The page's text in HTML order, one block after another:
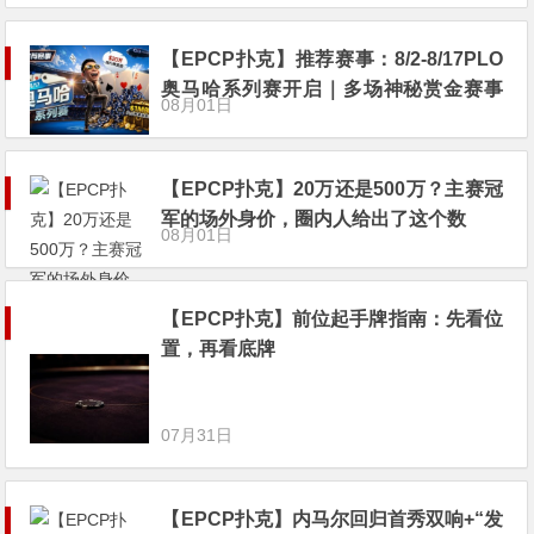
【EPCP扑克】推荐赛事：8/2-8/17PLO
奥马哈系列赛开启｜多场神秘赏金赛事
与排行榜奖励同步登场
08月01日
【EPCP扑克】20万还是500万？主赛冠
军的场外身价，圈内人给出了这个数
08月01日
【EPCP扑克】前位起手牌指南：先看位
置，再看底牌
07月31日
【EPCP扑克】内马尔回归首秀双响+“发